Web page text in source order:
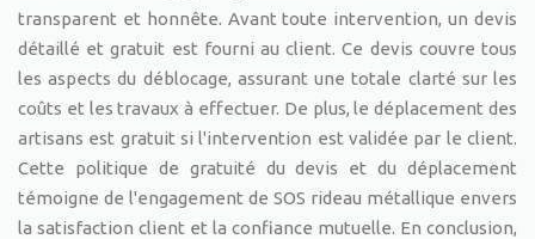
transparent et honnête. Avant toute intervention, un devis
détaillé et gratuit est fourni au client. Ce devis couvre tous
les aspects du déblocage, assurant une totale clarté sur les
coûts et les travaux à effectuer. De plus, le déplacement des
artisans est gratuit si l'intervention est validée par le client.
Cette politique de gratuité du devis et du déplacement
témoigne de l'engagement de SOS rideau métallique envers
la satisfaction client et la confiance mutuelle. En conclusion,